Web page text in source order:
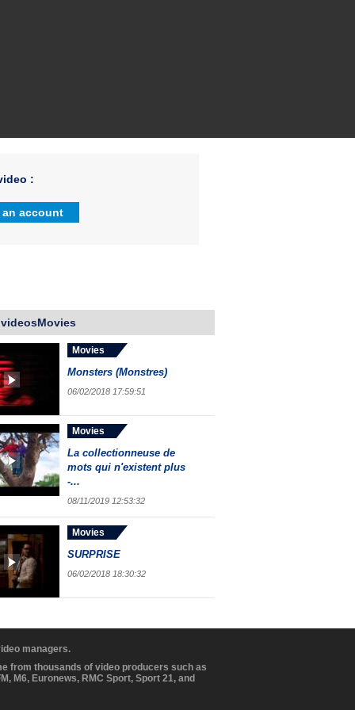
:
an account
Movies
Monsters (Monstres)
06/02/2018 17:59:51
Movies
La collectionneuse de
mots qui n'existent plus
-...
08/11/2019 12:53:32
Movies
SURPRISE
06/02/2018 18:30:32
managers.
from thousands of video producers such as
M6, Euronews, RMC Sport, Sport 21, and